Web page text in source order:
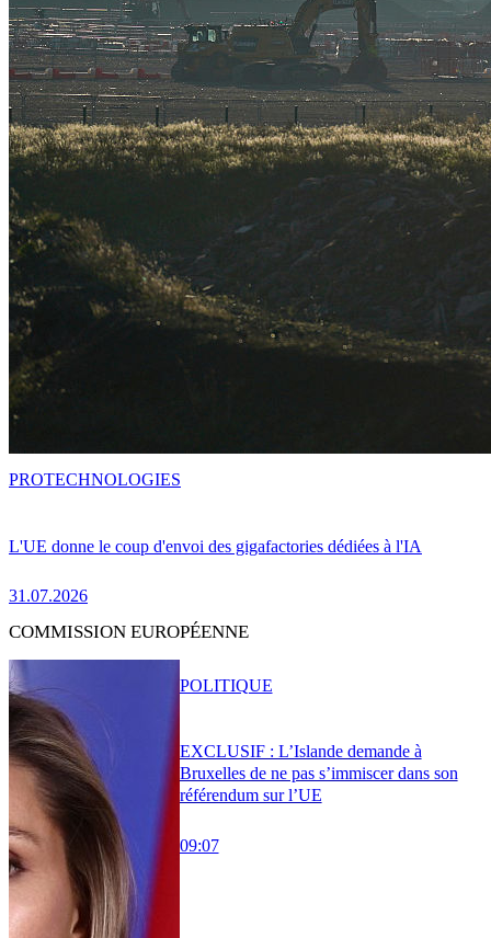
L'UE donne le coup d'envoi des gigafactories dédiées à l'IA
31.07.2026
PROTECHNOLOGIES
COMMISSION EUROPÉENNE
EXCLUSIF : L’Islande demande à
Bruxelles de ne pas s’immiscer dans son
référendum sur l’UE
09:07
POLITIQUE